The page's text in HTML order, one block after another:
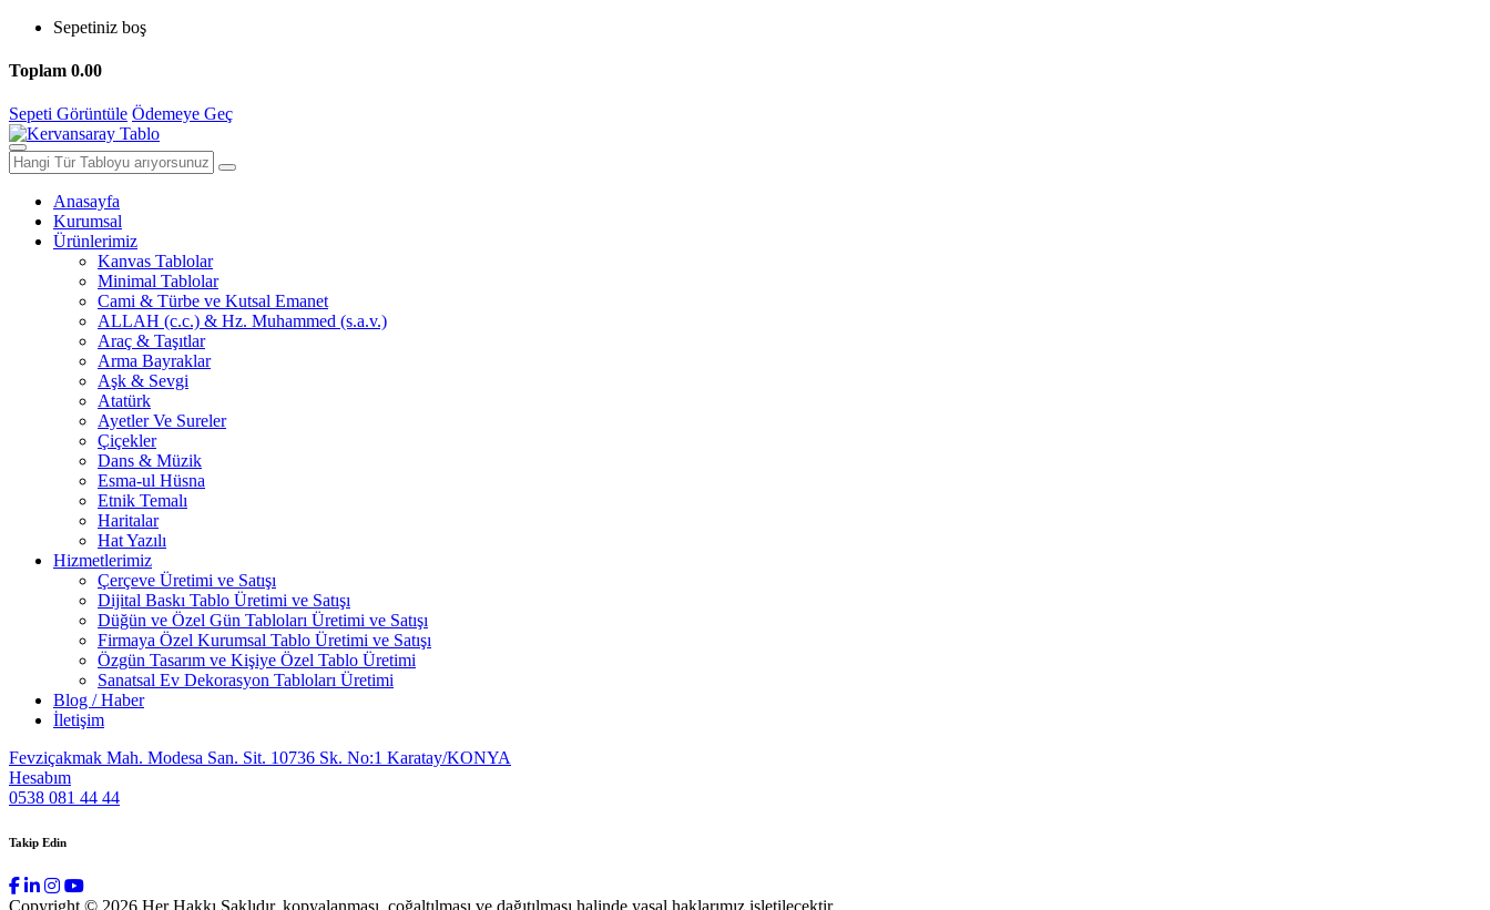
Sepetiniz boş
Toplam 0.00
Sepeti Görüntüle Ödemeye Geç
Anasayfa
Kurumsal
Ürünlerimiz
Kanvas Tablolar
Minimal Tablolar
Cami & Türbe ve Kutsal Emanet
ALLAH (c.c.) & Hz. Muhammed (s.a.v.)
Araç & Taşıtlar
Arma Bayraklar
Aşk & Sevgi
Atatürk
Ayetler Ve Sureler
Çiçekler
Dans & Müzik
Esma-ul Hüsna
Etnik Temalı
Haritalar
Hat Yazılı
Hizmetlerimiz
Çerçeve Üretimi ve Satışı
Dijital Baskı Tablo Üretimi ve Satışı
Düğün ve Özel Gün Tabloları Üretimi ve Satışı
Firmaya Özel Kurumsal Tablo Üretimi ve Satışı
Özgün Tasarım ve Kişiye Özel Tablo Üretimi
Sanatsal Ev Dekorasyon Tabloları Üretimi
Blog / Haber
İletişim
Fevziçakmak Mah. Modesa San. Sit. 10736 Sk. No:1 Karatay/KONYA
Hesabım
0538 081 44 44
Takip Edin